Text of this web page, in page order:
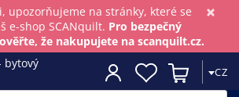
×
upozorňujeme na stránky, které se
e-shop SCANquilt. Pro bezpečný
že nakupujete na scanquilt.cz.
CZ